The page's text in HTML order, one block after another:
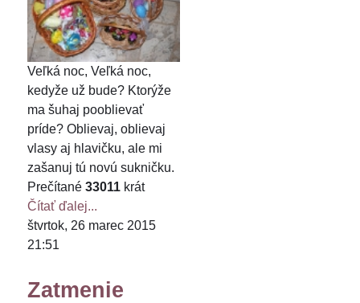
Veľká noc, Veľká noc,
kedyže už bude? Ktorýže
ma šuhaj pooblievať
príde? Oblievaj, oblievaj
vlasy aj hlavičku, ale mi
zašanuj tú novú sukničku.
Prečítané 33011 krát
Čítať ďalej...
štvrtok, 26 marec 2015
21:51
Zatmenie